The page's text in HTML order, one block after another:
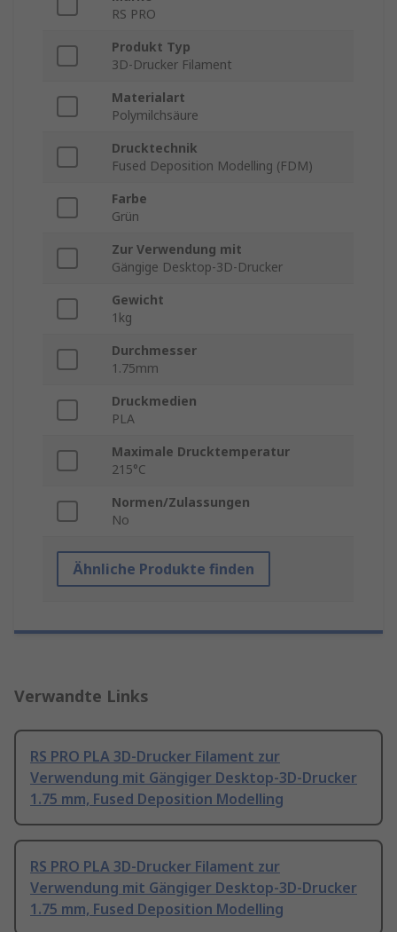
RS PRO
Produkt Typ
3D-Drucker Filament
Materialart
Polymilchsäure
Drucktechnik
Fused Deposition Modelling (FDM)
Farbe
Grün
Zur Verwendung mit
Gängige Desktop-3D-Drucker
Gewicht
1kg
Durchmesser
1.75mm
Druckmedien
PLA
Maximale Drucktemperatur
215°C
Normen/Zulassungen
No
Ähnliche Produkte finden
Verwandte Links
RS PRO PLA 3D-Drucker Filament zur
Verwendung mit Gängiger Desktop-3D-Drucker
1.75 mm, Fused Deposition Modelling
RS PRO PLA 3D-Drucker Filament zur
Verwendung mit Gängiger Desktop-3D-Drucker
1.75 mm, Fused Deposition Modelling